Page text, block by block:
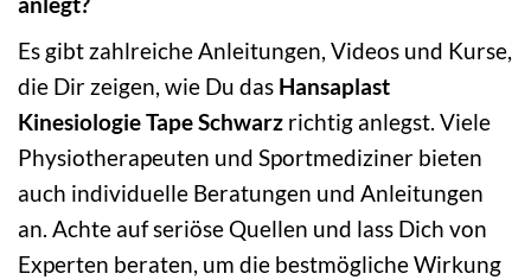
Es gibt zahlreiche Anleitungen, Videos und Kurse,
die Dir zeigen, wie Du das Hansaplast
Kinesiologie Tape Schwarz richtig anlegst. Viele
Physiotherapeuten und Sportmediziner bieten
auch individuelle Beratungen und Anleitungen
an. Achte auf seriöse Quellen und lass Dich von
Experten beraten, um die bestmögliche Wirkung